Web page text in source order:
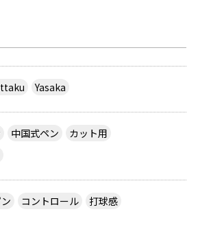
Yasaka
中国式ペン
カット用
コントロール 打球感